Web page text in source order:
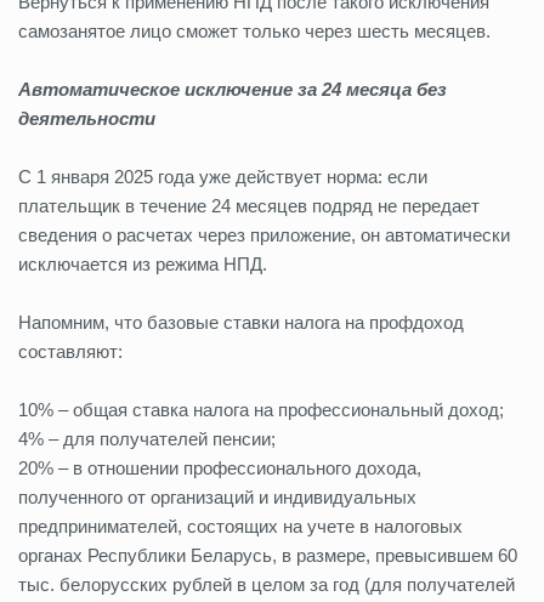
самозанятое лицо сможет только через шесть месяцев.
Автоматическое исключение за 24 месяца без
деятельности
С 1 января 2025 года уже действует норма: если
плательщик в течение 24 месяцев подряд не передает
сведения о расчетах через приложение, он автоматически
исключается из режима НПД.
Напомним, что базовые ставки налога на профдоход
составляют:
10% – общая ставка налога на профессиональный доход;
4% – для получателей пенсии;
20% – в отношении профессионального дохода,
полученного от организаций и индивидуальных
предпринимателей, состоящих на учете в налоговых
органах Республики Беларусь, в размере, превысившем 60
тыс. белорусских рублей в целом за год (для получателей